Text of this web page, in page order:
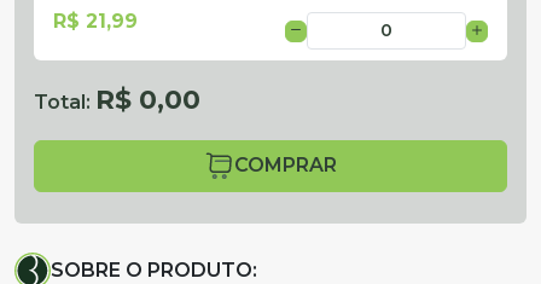
R$ 21,99
Total: R$ 0,00
COMPRAR
SOBRE O PRODUTO: